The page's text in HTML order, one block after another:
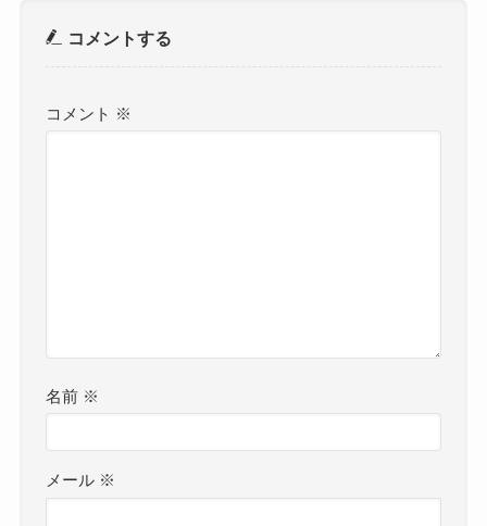
コメントする
コメント ※
名前 ※
メール ※